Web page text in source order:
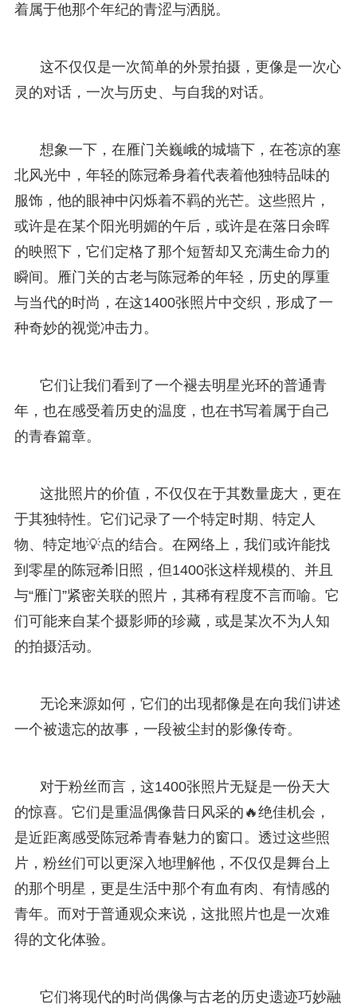
着属于他那个年纪的青涩与洒脱。
这不仅仅是一次简单的外景拍摄，更像是一次心
灵的对话，一次与历史、与自我的对话。
想象一下，在雁门关巍峨的城墙下，在苍凉的塞
北风光中，年轻的陈冠希身着代表着他独特品味的
服饰，他的眼神中闪烁着不羁的光芒。这些照片，
或许是在某个阳光明媚的午后，或许是在落日余晖
的映照下，它们定格了那个短暂却又充满生命力的
瞬间。雁门关的古老与陈冠希的年轻，历史的厚重
与当代的时尚，在这1400张照片中交织，形成了一
种奇妙的视觉冲击力。
它们让我们看到了一个褪去明星光环的普通青
年，也在感受着历史的温度，也在书写着属于自己
的青春篇章。
这批照片的价值，不仅仅在于其数量庞大，更在
于其独特性。它们记录了一个特定时期、特定人
物、特定地💡点的结合。在网络上，我们或许能找
到零星的陈冠希旧照，但1400张这样规模的、并且
与“雁门”紧密关联的照片，其稀有程度不言而喻。它
们可能来自某个摄影师的珍藏，或是某次不为人知
的拍摄活动。
无论来源如何，它们的出现都像是在向我们讲述
一个被遗忘的故事，一段被尘封的影像传奇。
对于粉丝而言，这1400张照片无疑是一份天大
的惊喜。它们是重温偶像昔日风采的🔥绝佳机会，
是近距离感受陈冠希青春魅力的窗口。透过这些照
片，粉丝们可以更深入地理解他，不仅仅是舞台上
的那个明星，更是生活中那个有血有肉、有情感的
青年。而对于普通观众来说，这批照片也是一次难
得的文化体验。
它们将现代的时尚偶像与古老的历史遗迹巧妙融